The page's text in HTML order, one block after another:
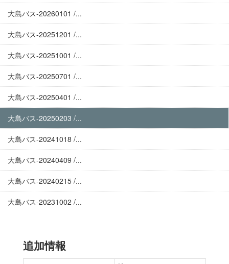
大島バス-20260101 /...
大島バス-20251201 /...
大島バス-20251001 /...
大島バス-20250701 /...
大島バス-20250401 /...
大島バス-20250203 /...
大島バス-20241018 /...
大島バス-20240409 /...
大島バス-20240215 /...
大島バス-20231002 /...
追加情報